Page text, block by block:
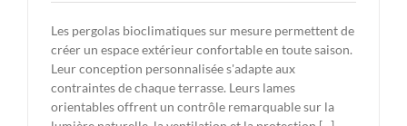
Les pergolas bioclimatiques sur mesure permettent de
créer un espace extérieur confortable en toute saison.
Leur conception personnalisée s'adapte aux
contraintes de chaque terrasse. Leurs lames
orientables offrent un contrôle remarquable sur la